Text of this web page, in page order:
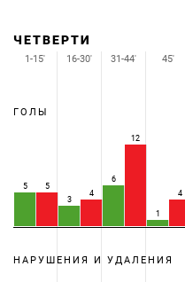
ЧЕТВЕРТИ
ГОЛЫ
5
5
3
4
6
12
1
4
НАРУШЕНИЯ И УДАЛЕНИЯ
1-15' 16-30' 31-44' 45'